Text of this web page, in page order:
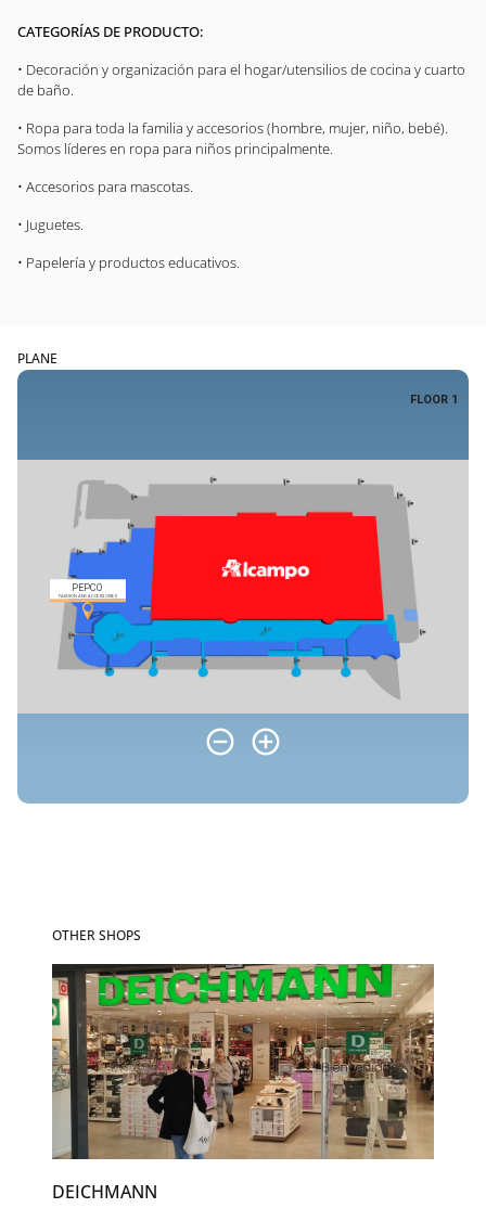
CATEGORÍAS DE PRODUCTO:
• Decoración y organización para el hogar/utensilios de cocina y cuarto
de baño.
• Ropa para toda la familia y accesorios (hombre, mujer, niño, bebé).
Somos líderes en ropa para niños principalmente.
• Accesorios para mascotas.
• Juguetes.
• Papelería y productos educativos.
PLANE
OTHER SHOPS
DEICHMANN